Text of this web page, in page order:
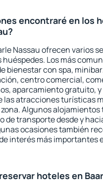
encontraré en los
Nassau ofrecen varios
Los más
bienestar con spa,
centro comercial,
aparcamiento gratuito,
las atracciones turísticas
Algunos alojamientos
de transporte desde y
ocasiones también
interés más importantes
hoteles en